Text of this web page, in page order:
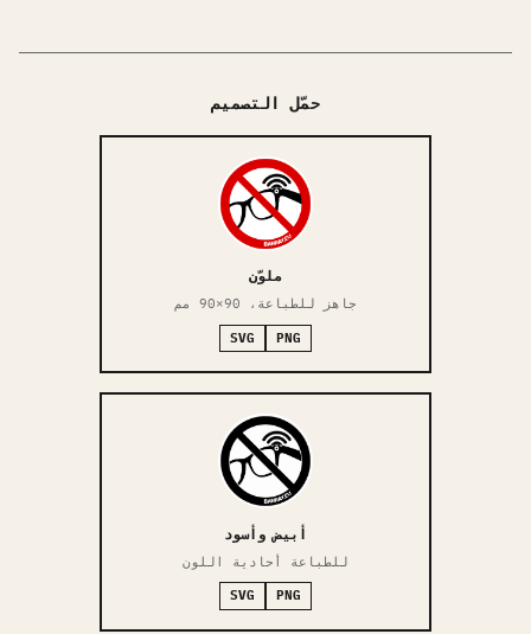
حمّل التصميم
ملوّن
جاهز للطباعة، 90×90 مم
PNG
SVG
أبيض وأسود
للطباعة أحادية اللون
PNG
SVG